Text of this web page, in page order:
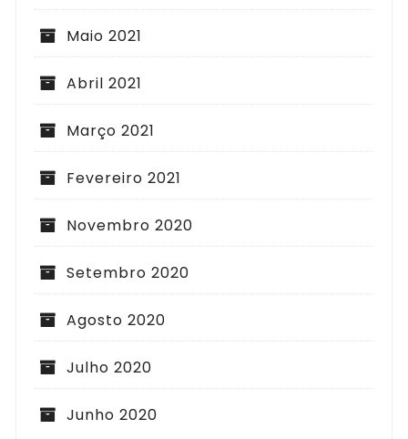
Maio 2021
Abril 2021
Março 2021
Fevereiro 2021
Novembro 2020
Setembro 2020
Agosto 2020
Julho 2020
Junho 2020